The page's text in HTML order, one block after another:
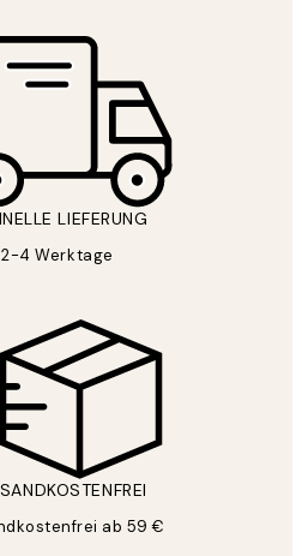
LIEFERUNG
2-4 Werktage
ab 59 €